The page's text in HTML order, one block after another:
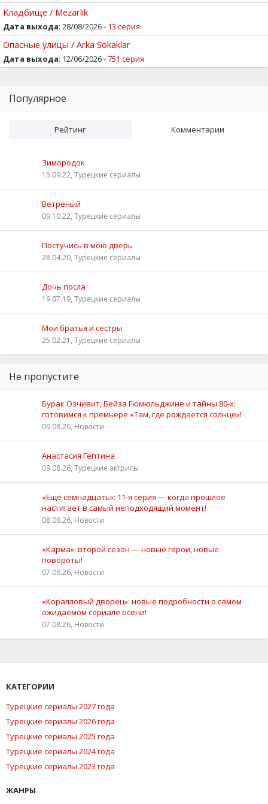
Кладбище / Mezarlik
Дата выхода: 28/08/2026 - 13 серия
Опасные улицы / Arka Sokaklar
Дата выхода: 12/06/2026 -751 серия
Популярное
Рейтинг Комментарии
Зимородок
15.09.22, Турецкие сериалы
Ветреный
09.10.22, Турецкие сериалы
Постучись в мою дверь
28.04.20, Турецкие сериалы
Дочь посла
19.07.19, Турецкие сериалы
Мои братья и сестры
25.02.21, Турецкие сериалы
Не пропустите
Бурак Озчивит, Бейза Гюмюльджине и тайны 80‑х:
готовимся к премьере «Там, где рождается солнце»!
09.08.26, Новости
Анастасия Гептина
09.08.26, Турецкие актрисы
«Ещё семнадцать»: 11‑я серия — когда прошлое
настигает в самый неподходящий момент!
08.08.26, Новости
«Карма»: второй сезон — новые герои, новые
повороты!
07.08.26, Новости
«Коралловый дворец»: новые подробности о самом
ожидаемом сериале осени!
07.08.26, Новости
КАТЕГОРИИ
Турецкие сериалы 2027 года
Турецкие сериалы 2026 года
Турецкие сериалы 2025 года
Турецкие сериалы 2024 года
Турецкие сериалы 2023 года
ЖАНРЫ